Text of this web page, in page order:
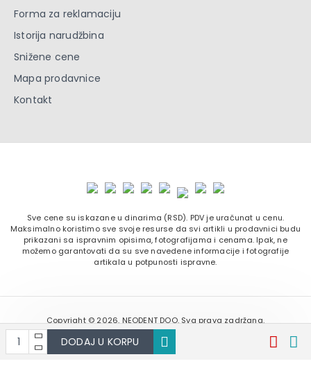
DODAJ U KORPU
Forma za reklamaciju
Istorija narudžbina
Snižene cene
Mapa prodavnice
Kontakt
Sve cene su iskazane u dinarima (RSD). PDV je uračunat u cenu.
Maksimalno koristimo sve svoje resurse da svi artikli u prodavnici budu
prikazani sa ispravnim opisima, fotografijama i cenama. Ipak, ne
možemo garantovati da su sve navedene informacije i fotografije
artikala u potpunosti ispravne.
Copyright © 2026. NEODENT DOO. Sva prava zadržana.
Softverska izrada: